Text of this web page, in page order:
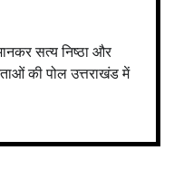
सत्य निष्ठा और
की पोल उत्तराखंड में